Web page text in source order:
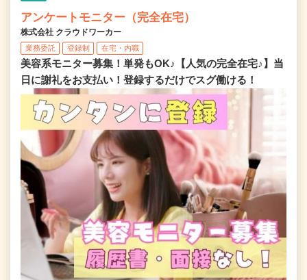
アンケートモニター（完全在宅）
株式会社 クラウドワーカー
業務委託 登録制 在宅・内職
美容系モニター募集！単発もOK♪【人気の完全在宅♪】当
日に謝礼をお支払い！登録するだけでスグ働ける！